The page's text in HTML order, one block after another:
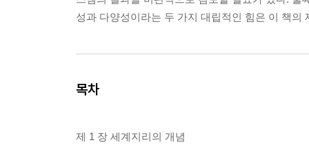
성과 다양성이라는 두 가지 대립적인 힘은 이 책
목차
제 1 장 세계지리의 개념